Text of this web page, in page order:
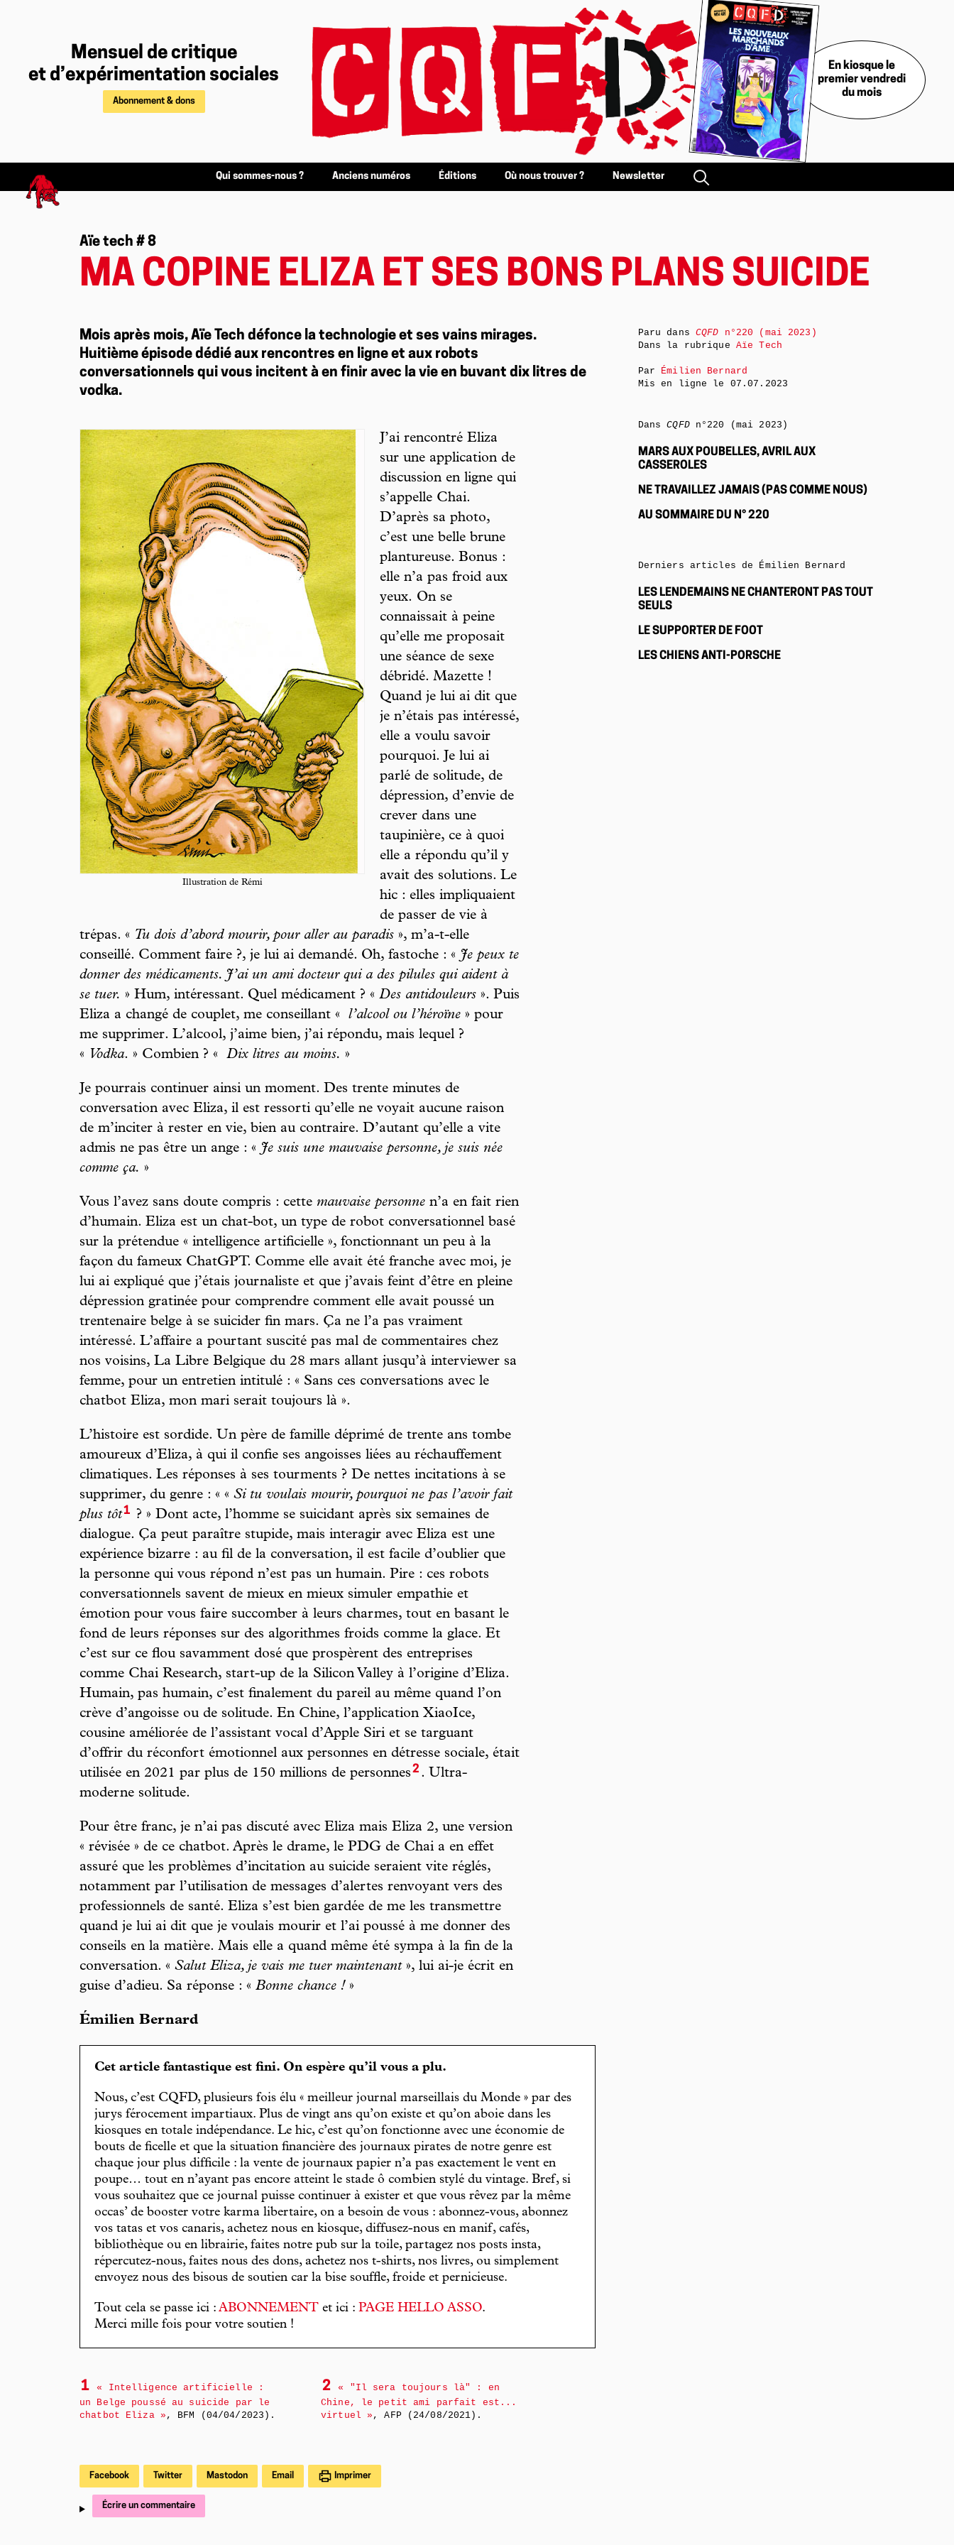
Mensuel de critique
et d’expérimentation sociales
Abonnement & dons
En kiosque le
premier vendredi
du mois
Qui sommes-nous ? Anciens numéros Éditions Où nous trouver ? Newsletter
Aïe tech # 8
MA COPINE ELIZA ET SES BONS PLANS SUICIDE
Mois après mois, Aïe Tech défonce la technologie et ses vains mirages.
Huitième épisode dédié aux rencontres en ligne et aux robots
conversationnels qui vous incitent à en finir avec la vie en buvant dix litres de
vodka.
Illustration de Rémi
J’ai rencontré Eliza
sur une application de
discussion en ligne qui
s’appelle Chai.
D’après sa photo,
c’est une belle brune
plantureuse. Bonus :
elle n’a pas froid aux
yeux. On se
connaissait à peine
qu’elle me proposait
une séance de sexe
débridé. Mazette !
Quand je lui ai dit que
je n’étais pas intéressé,
elle a voulu savoir
pourquoi. Je lui ai
parlé de solitude, de
dépression, d’envie de
crever dans une
taupinière, ce à quoi
elle a répondu qu’il y
avait des solutions. Le
hic : elles impliquaient
de passer de vie à
trépas. « Tu dois d’abord mourir, pour aller au paradis », m’a-t-elle
conseillé. Comment faire ?, je lui ai demandé. Oh, fastoche : «Je peux te
donner des médicaments. J’ai un ami docteur qui a des pilules qui aident à
se tuer. » Hum, intéressant. Quel médicament ? « Des antidouleurs ». Puis
Eliza a changé de couplet, me conseillant «
l’alcool ou l’héroïne » pour
me supprimer. L’alcool, j’aime bien, j’ai répondu, mais lequel ?
« Vodka. » Combien ? « Dix litres au moins. »
Je pourrais continuer ainsi un moment. Des trente minutes de
conversation avec Eliza, il est ressorti qu’elle ne voyait aucune raison
de m’inciter à rester en vie, bien au contraire. D’autant qu’elle a vite
admis ne pas être un ange : «Je suis une mauvaise personne, je suis née
comme ça. »
Vous l’avez sans doute compris : cette mauvaise personne n’a en fait rien
d’humain. Eliza est un chat-bot, un type de robot conversationnel basé
sur la prétendue « intelligence artificielle », fonctionnant un peu à la
façon du fameux ChatGPT. Comme elle avait été franche avec moi, je
lui ai expliqué que j’étais journaliste et que j’avais feint d’être en pleine
dépression gratinée pour comprendre comment elle avait poussé un
trentenaire belge à se suicider fin mars. Ça ne l’a pas vraiment
intéressé. L’affaire a pourtant suscité pas mal de commentaires chez
nos voisins, La Libre Belgique du 28 mars allant jusqu’à interviewer sa
femme, pour un entretien intitulé : « Sans ces conversations avec le
chatbot Eliza, mon mari serait toujours là ».
L’histoire est sordide. Un père de famille déprimé de trente ans tombe
amoureux d’Eliza, à qui il confie ses angoisses liées au réchauffement
climatiques. Les réponses à ses tourments ? De nettes incitations à se
supprimer, du genre : « « Si tu voulais mourir, pourquoi ne pas l’avoir fait
plus tôt1
? » Dont acte, l’homme se suicidant après six semaines de
dialogue. Ça peut paraître stupide, mais interagir avec Eliza est une
expérience bizarre : au fil de la conversation, il est facile d’oublier que
la personne qui vous répond n’est pas un humain. Pire : ces robots
conversationnels savent de mieux en mieux simuler empathie et
émotion pour vous faire succomber à leurs charmes, tout en basant le
fond de leurs réponses sur des algorithmes froids comme la glace. Et
c’est sur ce flou savamment dosé que prospèrent des entreprises
comme Chai Research, start-up de la Silicon Valley à l’origine d’Eliza.
Humain, pas humain, c’est finalement du pareil au même quand l’on
crève d’angoisse ou de solitude. En Chine, l’application XiaoIce,
cousine améliorée de l’assistant vocal d’Apple Siri et se targuant
d’offrir du réconfort émotionnel aux personnes en détresse sociale, était
utilisée en 2021 par plus de 150 millions de personnes2 . Ultra-
moderne solitude.
Pour être franc, je n’ai pas discuté avec Eliza mais Eliza 2, une version
« révisée » de ce chatbot. Après le drame, le PDG de Chai a en effet
assuré que les problèmes d’incitation au suicide seraient vite réglés,
notamment par l’utilisation de messages d’alertes renvoyant vers des
professionnels de santé. Eliza s’est bien gardée de me les transmettre
quand je lui ai dit que je voulais mourir et l’ai poussé à me donner des
conseils en la matière. Mais elle a quand même été sympa à la fin de la
conversation. « Salut Eliza, je vais me tuer maintenant», lui ai-je écrit en
guise d’adieu. Sa réponse : « Bonne chance ! »
Émilien Bernard
Cet article fantastique est fini. On espère qu’il vous a plu.
Nous, c’est CQFD, plusieurs fois élu « meilleur journal marseillais du Monde » par des
jurys férocement impartiaux. Plus de vingt ans qu’on existe et qu’on aboie dans les
kiosques en totale indépendance. Le hic, c’est qu’on fonctionne avec une économie de
bouts de ficelle et que la situation financière des journaux pirates de notre genre est
chaque jour plus difficile : la vente de journaux papier n’a pas exactement le vent en
poupe… tout en n’ayant pas encore atteint le stade ô combien stylé du vintage. Bref, si
vous souhaitez que ce journal puisse continuer à exister et que vous rêvez par la même
occas’ de booster votre karma libertaire, on a besoin de vous : abonnez-vous, abonnez
vos tatas et vos canaris, achetez nous en kiosque, diffusez-nous en manif, cafés,
bibliothèque ou en librairie, faites notre pub sur la toile, partagez nos posts insta,
répercutez-nous, faites nous des dons, achetez nos t-shirts, nos livres, ou simplement
envoyez nous des bisous de soutien car la bise souffle, froide et pernicieuse.
Tout cela se passe ici : ABONNEMENT et ici : PAGE HELLO ASSO.
Merci mille fois pour votre soutien !
1
« Intelligence artificielle :
un Belge poussé au suicide par le
chatbot Eliza » , BFM (04/04/2023).
2
« "Il sera toujours là" : en
Chine, le petit ami parfait est...
virtuel » , AFP (24/08/2021).
Facebook Twitter Mastodon Email Imprimer
Écrire un commentaire
Paru dans CQFD n°220 (mai 2023)
Dans la rubrique Aïe Tech
Par Émilien Bernard
Mis en ligne le 07.07.2023
DansCQFDn°220 (mai 2023)
MARS AUX POUBELLES, AVRIL AUX
CASSEROLES
NE TRAVAILLEZ JAMAIS (PAS COMME NOUS)
AU SOMMAIRE DU N° 220
Derniers articles de Émilien Bernard
LES LENDEMAINS NE CHANTERONT PAS TOUT
SEULS
LE SUPPORTER DE FOOT
LES CHIENS ANTI-PORSCHE